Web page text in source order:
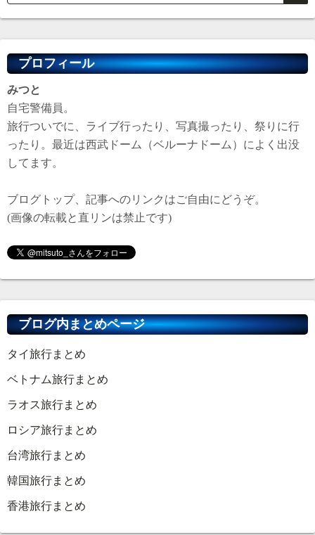
プロフィール
みつと
自宅警備員。
旅行ついでに、ライブ行ったり、写真撮ったり、祭りに行
ったり。最近は西武ドーム（ベルーナドーム）によく出没
してます。
ブログトップ、記事へのリンクはご自由にどうぞ。
(画像の転載と直リンは禁止です)
ブログ内まとめページ
タイ旅行まとめ
ベトナム旅行まとめ
ラオス旅行まとめ
ロシア旅行まとめ
台湾旅行まとめ
韓国旅行まとめ
香港旅行まとめ